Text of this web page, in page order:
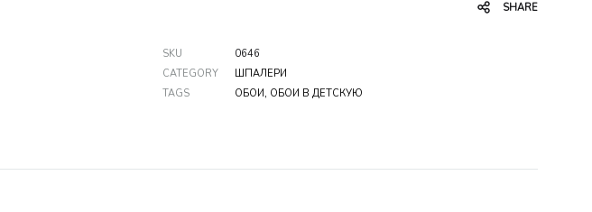
SHARE
SKU
0646
CATEGORY
ШПАЛЕРИ
TAGS
ОБОИ, ОБОИ В ДЕТСКУЮ